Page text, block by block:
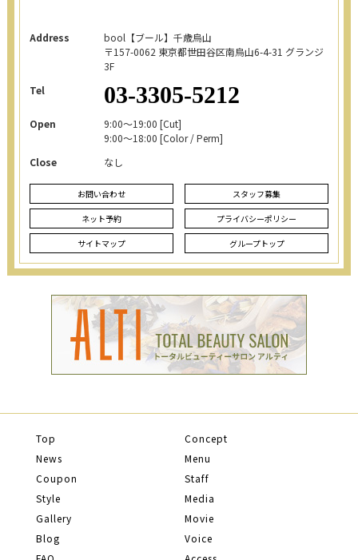
Address
bool【ブール】千歳烏山
〒157-0062 東京都世田谷区南烏山6-4-31 グランジ
3F
Tel
03-3305-5212
Open
9:00～19:00 [Cut]
9:00～18:00 [Color / Perm]
Close
なし
お問い合わせ スタッフ募集
ネット予約 プライバシーポリシー
サイトマップ グループトップ
Top
Concept
News
Menu
Coupon
Staff
Style
Media
Gallery
Movie
Blog
Voice